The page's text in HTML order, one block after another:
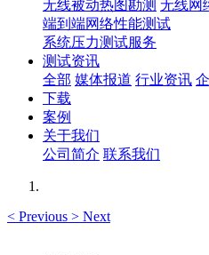
无线被动热图勘测 无线网
端到端网络性能测试
系统压力测试服务
测试资讯
全部 媒体报道 行业资讯
下载
案例
关于我们
公司简介 联系我们
< Previous > Next